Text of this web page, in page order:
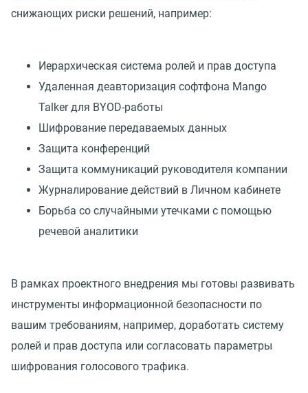
снижающих риски решений, например:
Иерархическая система ролей и прав доступа
Удаленная деавторизация софтфона Mango
Talker для BYOD-работы
Шифрование передаваемых данных
Защита конференций
Защита коммуникаций руководителя компании
Журналирование действий в Личном кабинете
Борьба со случайными утечками с помощью
речевой аналитики
В рамках проектного внедрения мы готовы развивать
инструменты информационной безопасности по
вашим требованиям, например, доработать систему
ролей и прав доступа или согласовать параметры
шифрования голосового трафика.